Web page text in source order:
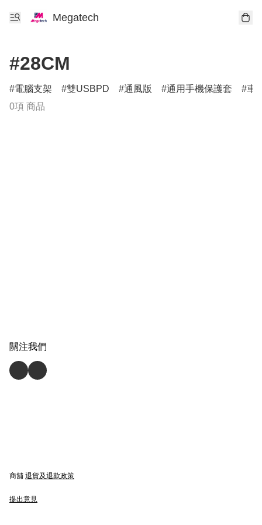
Megatech
#28CM
電腦支架 雙USBPD 通風版 通用手機保護套
車
0項 商品
關注我們
商舖 退貨及退款政策
提出意見